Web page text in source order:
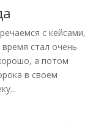
с кейсами,
время стал очень
а потом
в своем